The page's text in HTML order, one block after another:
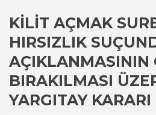
KILIT AÇMAK
HIRSIZLIK
AÇIKLANMASININ
BIRAKILMASI
YARGITAY KARARI